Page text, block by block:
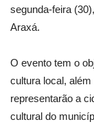
segunda-feira
Araxá.
O evento tem o
cultura local,
representarão a
cultural do